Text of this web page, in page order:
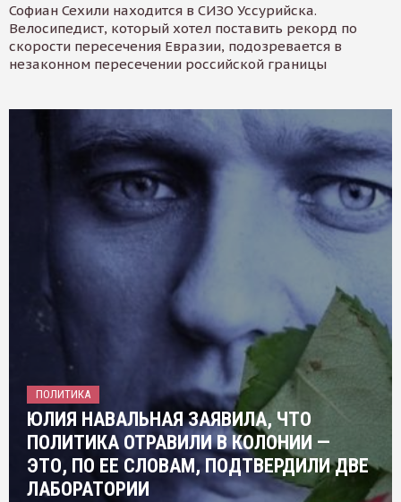
Софиан Сехили находится в СИЗО Уссурийска.
Велосипедист, который хотел поставить рекорд по
скорости пересечения Евразии, подозревается в
незаконном пересечении российской границы
ПОЛИТИКА
ЮЛИЯ НАВАЛЬНАЯ ЗАЯВИЛА, ЧТО
ПОЛИТИКА ОТРАВИЛИ В КОЛОНИИ —
ЭТО, ПО ЕЕ СЛОВАМ, ПОДТВЕРДИЛИ ДВЕ
ЛАБОРАТОРИИ